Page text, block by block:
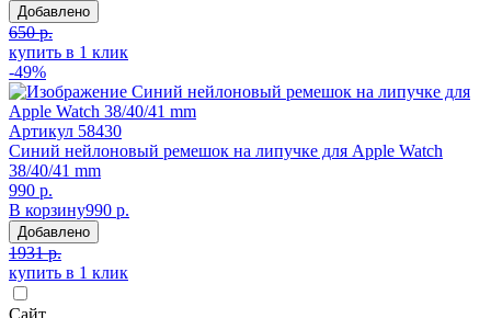
Добавлено
650 р.
купить в 1 клик
-49%
Артикул 58430
Синий нейлоновый ремешок на липучке для Apple Watch
38/40/41 mm
990 р.
В корзину990 р.
Добавлено
1931 р.
купить в 1 клик
Сайт